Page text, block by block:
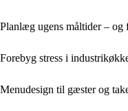
Planlæg ugens måltider – og
Forebyg stress i
Menudesign til gæster og